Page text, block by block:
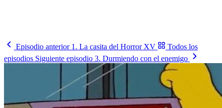
Episodio anterior 1. La casita del Horror XV
Todos los
episodios Siguiente episodio 3. Durmiendo con el enemigo